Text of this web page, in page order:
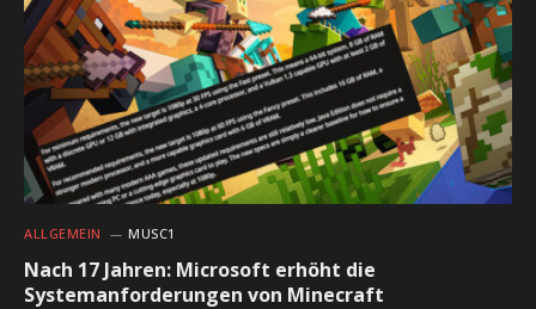
ALLGEMEIN MUSC1
Nach 17 Jahren: Microsoft erhöht die
Systemanforderungen von Minecraft